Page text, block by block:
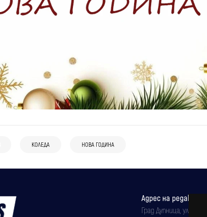
КОЛЕДА НОВА ГОДИНА
Адрес на редакцията
Град Дупница,